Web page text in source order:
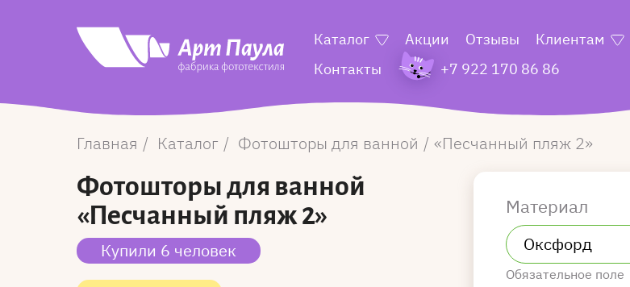
Каталог Акции Отзывы Клиентам
Контакты
+7 922 170 86 86
Главная Каталог Фотошторы для ванной Песчанный пляж 2
Фотошторы для ванной
«Песчанный пляж 2»
Купили 6 человек
Материал
Обязательное поле